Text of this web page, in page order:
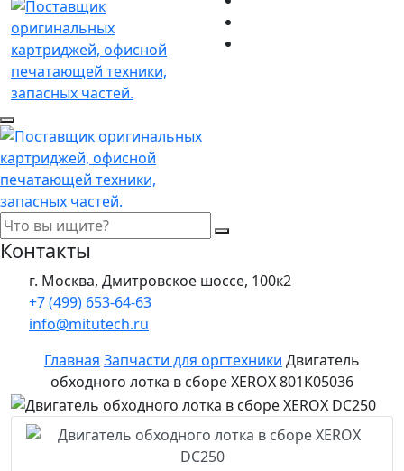
Контакты
г. Москва, Дмитровское шоссе, 100к2
+7 (499) 653-64-63
info@mitutech.ru
Главная Запчасти для оргтехники Двигатель
обходного лотка в сборе XEROX 801K05036